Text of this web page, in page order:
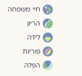
חיי משפחה
הריון
לידה
פוריות
הפלה